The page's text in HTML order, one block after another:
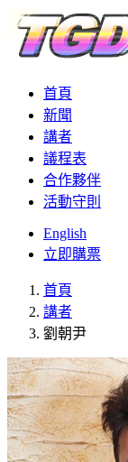
首頁
新聞
講者
議程表
合作夥伴
活動守則
English
立即購票
首頁
講者
劉朝尹